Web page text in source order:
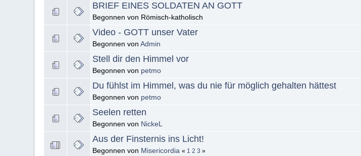
BRIEF EINES SOLDATEN AN GOTT
Begonnen von Römisch-katholisch
Video - GOTT unser Vater
Begonnen vonAdmin
Stell dir den Himmel vor
Begonnen von petmo
Du fühlst im Himmel, was du nie für möglich gehalten hättest
Begonnen von petmo
Seelen retten
Begonnen von NickeL
Aus der Finsternis ins Licht!
Begonnen von Misericordia « 1 2 3 »